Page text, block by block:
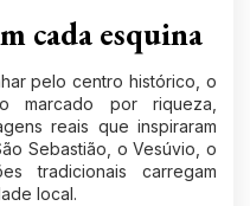
cada esquina
pelo centro histórico, o
marcado por riqueza,
reais que inspiraram
Sebastião, o Vesúvio, o
tradicionais carregam
local.